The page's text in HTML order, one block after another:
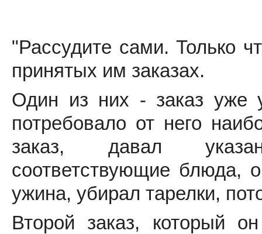
"Рассудите сами. Только
принятых им заказах.
Один из них - заказ уже
потребовало от него
заказ, давал
соответствующие блюда,
ужина, убирал тарелки,
Второй заказ, который